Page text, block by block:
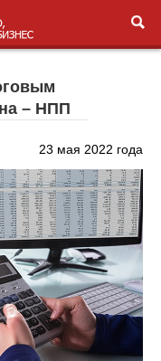
– НПП
23 мая 2022 года